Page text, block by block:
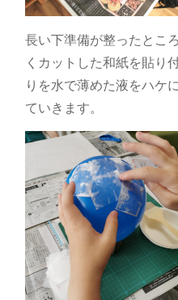
長い下準備が整ったとこ
くカットした和紙を貼り
りを水で薄めた液をハケ
ていきます。